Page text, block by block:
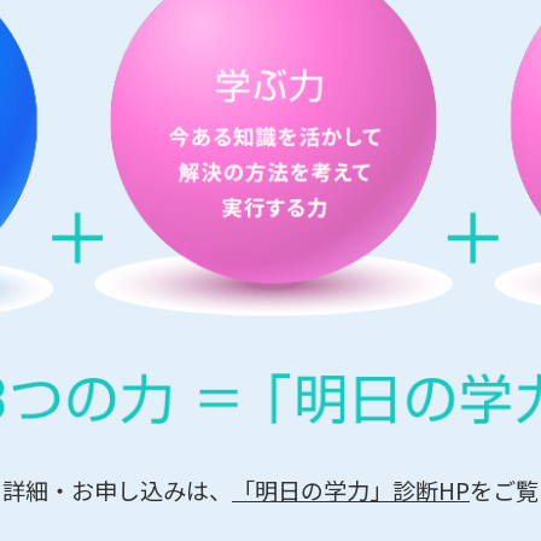
細・お申し込みは、 「明日の学力」診断HPをご